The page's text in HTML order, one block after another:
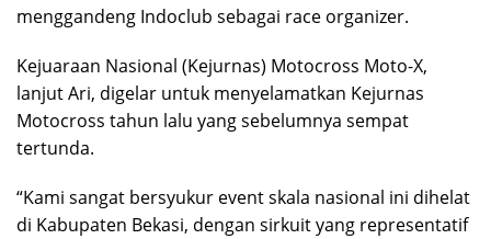
menggandeng Indoclub sebagai race organizer.
Kejuaraan Nasional (Kejurnas) Motocross Moto-X,
lanjut Ari, digelar untuk menyelamatkan Kejurnas
Motocross tahun lalu yang sebelumnya sempat
tertunda.
“Kami sangat bersyukur event skala nasional ini dihelat
di Kabupaten Bekasi, dengan sirkuit yang representatif